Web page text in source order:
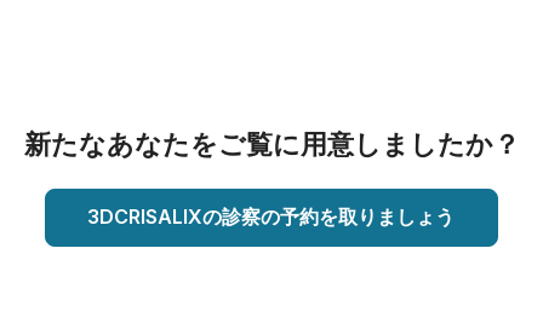
新たなあなたをご覧に用意しましたか？
3DCRISALIXの診察の予約を取りましょう